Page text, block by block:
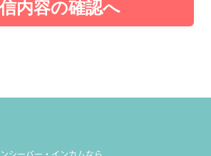
内容の確認へ
シーバー・インカムなら